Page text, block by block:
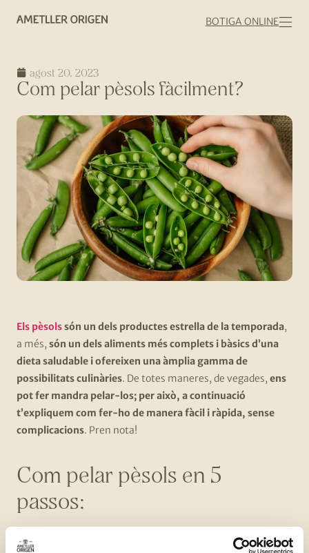
BOTIGA ONLINE
agost 20, 2023
Com pelar pèsols fàcilment?
Els pèsolssón un dels productes estrella de la temporada,
a més, són un dels aliments més complets i bàsics d’una
dieta saludable i ofereixen una àmplia gamma de
possibilitats culinàries. De totes maneres, de vegades, ens
pot fer mandra pelar-los; per això, a continuació
t’expliquem com fer-ho de manera fàcil i ràpida, sense
complicacions. Pren nota!
Com pelar pèsols en 5
passos:
tendres, aquells que tenen la beina ben brillant i